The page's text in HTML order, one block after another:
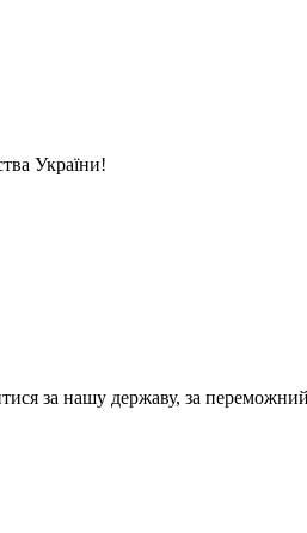
України!
за нашу державу, за